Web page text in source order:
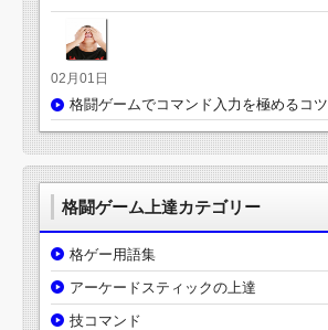
02月01日
格闘ゲームでコマンド入力を極めるコツ
格闘ゲーム上達カテゴリー
格ゲー用語集
アーケードスティックの上達
技コマンド